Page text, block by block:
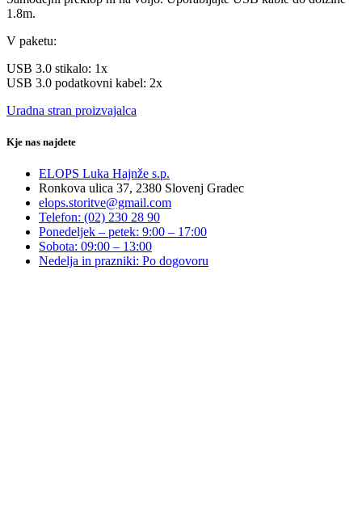
1.8m.
V paketu:
USB 3.0 stikalo: 1x
USB 3.0 podatkovni kabel: 2x
Uradna stran proizvajalca
Kje nas najdete
ELOPS Luka Hajnže s.p.
Ronkova ulica 37, 2380 Slovenj Gradec
elops.storitve@gmail.com
Telefon: (02) 230 28 90
Ponedeljek – petek: 9:00 – 17:00
Sobota: 09:00 – 13:00
Nedelja in prazniki: Po dogovoru